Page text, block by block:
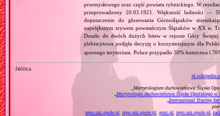
przemysłowego oraz część powiatu rybnickiego. W
przeprowadzony 20.03.1921. Większość ludności —
dopuszczenie do głosowania Górnoślązaków
największym zrywem powstańczym Ślązaków w XX w.
Doszło do dwóch dużych bitew w rejonie Góry
plebiscytowa podjęła decyzję o korzystniejszym dla
spornego terytorium. Polsce przypadło 50% hutnictwa i
źródła
„Martyrologium duchowieństwa Śląska
„Martyrologia duchowieństwa Śląska Opolskiego
„International Tracing
repo.uni.opole.pl, repo.uni.opole.pl, gosc.pl, repo.uni.opole.pl,